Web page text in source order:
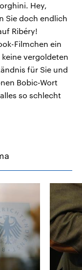
Hey,
Sie doch endlich
Ribéry!
Filmchen ein
vergoldeten
für Sie und
Bobic-Wort
so schlecht